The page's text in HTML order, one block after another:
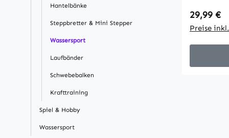
Hantelbänke
Steppbretter & Mini Stepper
Wassersport
Laufbänder
Schwebebalken
Krafttraining
Spiel & Hobby
Wassersport
EPE-
perfekt
29,99 €
Preise